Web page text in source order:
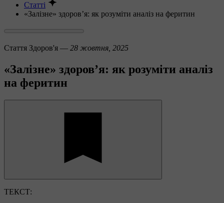
Статті
«Залізне» здоров’я: як розуміти аналіз на феритин
Стаття Здоров'я — 28 жовтня, 2025
«Залізне» здоров’я: як розуміти аналіз
на феритин
ТЕКСТ: